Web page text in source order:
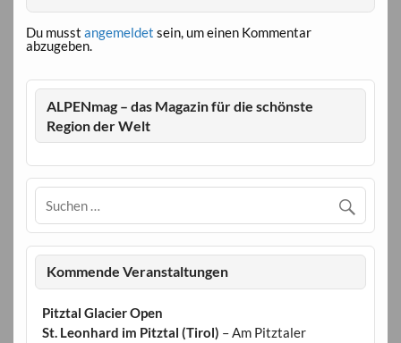
Du musst angemeldet sein, um einen Kommentar
abzugeben.
ALPENmag – das Magazin für die schönste
Region der Welt
Kommende Veranstaltungen
Pitztal Glacier Open
St. Leonhard im Pitztal (Tirol) – Am Pitztaler